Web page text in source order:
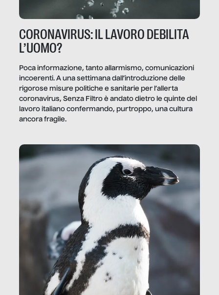
CORONAVIRUS: IL LAVORO DEBILITA
L’UOMO?
Poca informazione, tanto allarmismo, comunicazioni
incoerenti. A una settimana dall’introduzione delle
rigorose misure politiche e sanitarie per l’allerta
coronavirus, Senza Filtro è andato dietro le quinte del
lavoro italiano confermando, purtroppo, una cultura
ancora fragile.